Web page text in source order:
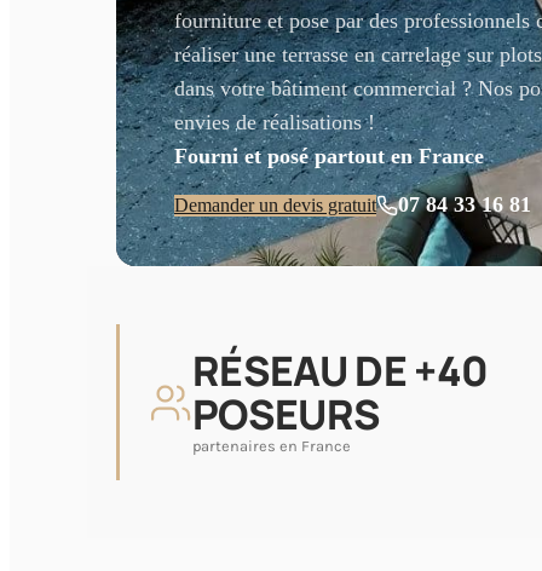
fourniture et pose par des professionnels
réaliser une terrasse en carrelage sur
dans votre bâtiment commercial ? Nos
envies de réalisations !
Fourni et posé partout en France
Demander un devis gratuit 07 84 33 16 81
RÉSEAU DE +40
POSEURS
partenaires en France